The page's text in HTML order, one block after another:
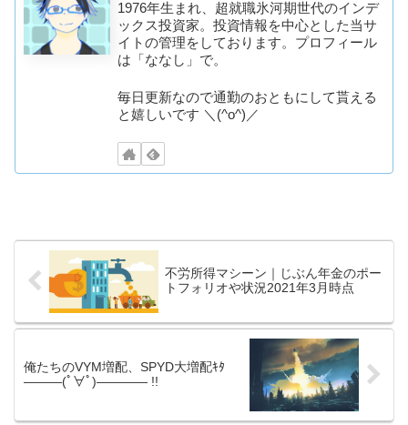
1976年生まれ、超就職氷河期世代のインデ
ックス投資家。投資情報を中心とした当サ
イトの管理をしております。プロフィール
は「ななし」で。
毎日更新なので通勤のおともにして貰える
と嬉しいです ＼(^o^)／
不労所得マシーン｜じぶん年金のポー
トフォリオや状況2021年3月時点
俺たちのVYM増配、SPYD大増配ｷﾀ
―――(ﾟ∀ﾟ)―――― !!